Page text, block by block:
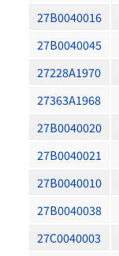
27B0040016
27B0040045
27228A1970
27363A1968
27B0040020
27B0040021
27B0040010
27B0040038
27C0040003